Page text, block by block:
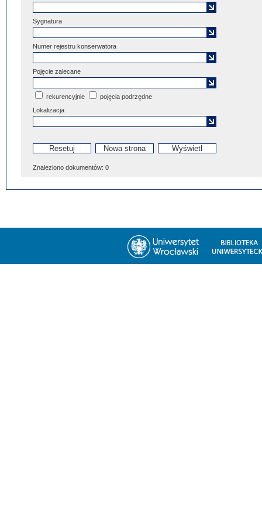
Sygnatura
Numer rejestru konserwatora
Pojęcie zalecane
rekurencyjnie
pojęcia podrzędne
Lokalizacja
Znaleziono dokumentów: 0